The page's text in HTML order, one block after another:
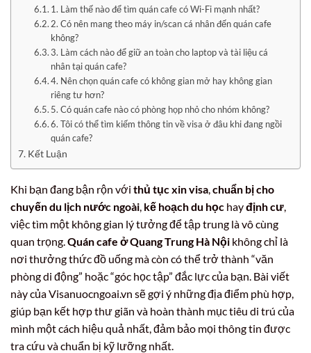
1. Làm thế nào để tìm quán cafe có Wi-Fi mạnh nhất?
2. Có nên mang theo máy in/scan cá nhân đến quán cafe
không?
3. Làm cách nào để giữ an toàn cho laptop và tài liệu cá
nhân tại quán cafe?
4. Nên chọn quán cafe có không gian mở hay không gian
riêng tư hơn?
5. Có quán cafe nào có phòng họp nhỏ cho nhóm không?
6. Tôi có thể tìm kiếm thông tin về visa ở đâu khi đang ngồi
quán cafe?
Kết Luận
Khi bạn đang bận rộn với thủ tục xin visa,chuẩn bị cho
chuyến du lịch nước ngoài, kế hoạch du học hayđịnh cư,
việc tìm một không gian lý tưởng để tập trung là vô cùng
quan trọng.Quán cafe ở Quang Trung Hà Nội không chỉ là
nơi thưởng thức đồ uống mà còn có thể trở thành “văn
phòng di động” hoặc “góc học tập” đắc lực của bạn. Bài viết
này của Visanuocngoai.vn sẽ gợi ý những địa điểm phù hợp,
giúp bạn kết hợp thư giãn và hoàn thành mục tiêu di trú của
mình một cách hiệu quả nhất, đảm bảo mọi thông tin được
tra cứu và chuẩn bị kỹ lưỡng nhất.